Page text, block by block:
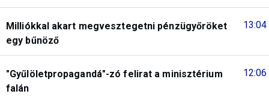
13:04
Milliókkal akart megvesztegetni pénzügyőröket
egy bűnöző
12:06
"Gyűlöletpropagandá"-zó felirat a minisztérium
falán